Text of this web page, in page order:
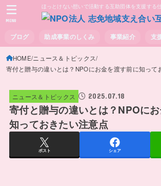
ほっとけない想いで活動する互助団体を支援する
ブログ 助成事業のしくみ 事業紹介 支
MENU
HOME ニュース＆トピックス
寄付と贈与の違いとは？NPOにお金を渡す前に知って
ニュース＆トピックス 2025.07.18
寄付と贈与の違いとは？NPOに
知っておきたい注意点
ポスト シェア